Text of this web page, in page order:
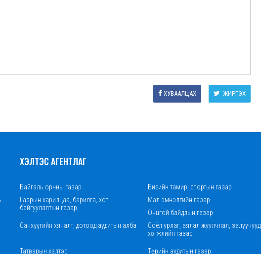
ЖИРГЭХ
ХУВААЛЦАХ
ХЭЛТЭС АГЕНТЛАГ
Байгаль орчны газар Биеийн тамир, спортын газар
Газрын харилцаа, барилга, хот
байгуулалтын газар
Мал эмнэлгийн газар
Онцгой байдлын газар
Санхүүгийн хяналт, дотоод аудитын алба
Соёл урлаг, аялал жуулчлал, залуучууд
хөгжлийн газар
Татварын хэлтэс
Төрийн аудитын газар